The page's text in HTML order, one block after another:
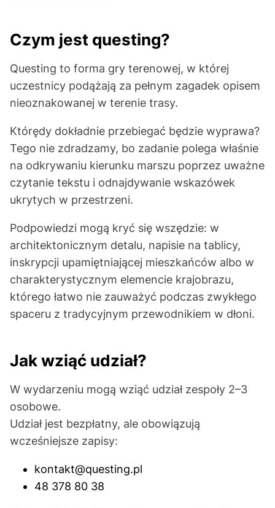
Czym jest questing?
Questing to forma gry terenowej, w której
uczestnicy podążają za pełnym zagadek opisem
nieoznakowanej w terenie trasy.
Którędy dokładnie przebiegać będzie wyprawa?
Tego nie zdradzamy, bo zadanie polega właśnie
na odkrywaniu kierunku marszu poprzez uważne
czytanie tekstu i odnajdywanie wskazówek
ukrytych w przestrzeni.
Podpowiedzi mogą kryć się wszędzie: w
architektonicznym detalu, napisie na tablicy,
inskrypcji upamiętniającej mieszkańców albo w
charakterystycznym elemencie krajobrazu,
którego łatwo nie zauważyć podczas zwykłego
spaceru z tradycyjnym przewodnikiem w dłoni.
Jak wziąć udział?
W wydarzeniu mogą wziąć udział zespoły 2–3
osobowe.
Udział jest bezpłatny, ale obowiązują
wcześniejsze zapisy:
kontakt@questing.pl
48 378 80 38